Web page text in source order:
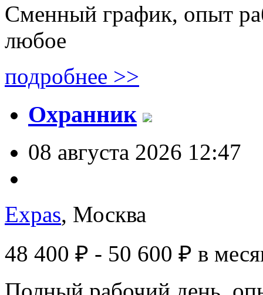
Сменный график, опыт
любое
подробнее >>
Охранник
08 августа 2026 12:47
Expas, Москва
48 400 ₽ - 50 600 ₽ в